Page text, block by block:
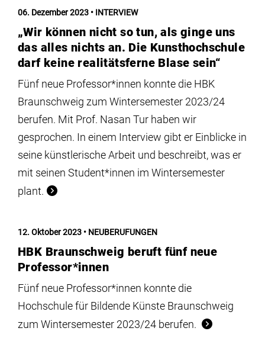
Institute
Forschung
Infrastruktur
Aktuelles
meinstudium
06. Dezember 2023 INTERVIEW
„Wir können nicht so tun, als ginge uns
das alles nichts an. Die Kunsthochschule
darf keine realitätsferne Blase sein“
Fünf neue Professor*innen konnte die HBK
Braunschweig zum Wintersemester 2023/24
berufen. Mit Prof. Nasan Tur haben wir
gesprochen. In einem Interview gibt er Einblicke in
seine künstlerische Arbeit und beschreibt, was er
mit seinen Student*innen im Wintersemester
plant.
12. Oktober 2023 NEUBERUFUNGEN
HBK Braunschweig beruft fünf neue
Professor*innen
Fünf neue Professor*innen konnte die
Hochschule für Bildende Künste Braunschweig
zum Wintersemester 2023/24 berufen.